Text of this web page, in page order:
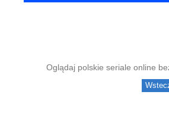
Oglądaj polskie seriale online